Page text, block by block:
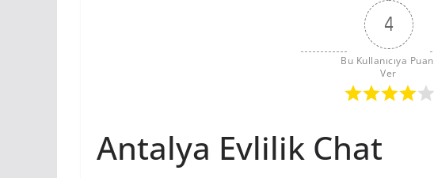
4
Bu Kullanıcıya Puan
Ver
Antalya Evlilik Chat